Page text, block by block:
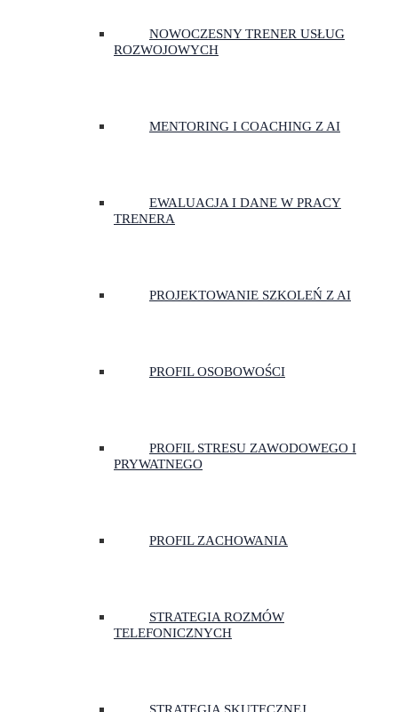
NOWOCZESNY TRENER USŁUG
ROZWOJOWYCH
MENTORING I COACHING Z AI
EWALUACJA I DANE W PRACY
TRENERA
PROJEKTOWANIE SZKOLEŃ Z AI
PROFIL OSOBOWOŚCI
PROFIL STRESU ZAWODOWEGO I
PRYWATNEGO
PROFIL ZACHOWANIA
STRATEGIA ROZMÓW
TELEFONICZNYCH